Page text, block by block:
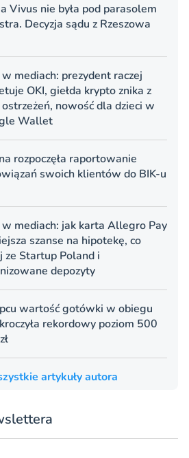
Vivus nie była pod parasolem
Decyzja sądu z Rzeszowa
w mediach: prezydent raczej
OKI, giełda krypto znika z
nowość dla dzieci w
Wallet
rozpoczęła raportowanie
swoich klientów do BIK-u
w mediach: jak karta Allegro Pay
szanse na hipotekę, co
ze Startup Poland i
depozyty
wartość gotówki w obiegu
rekordowy poziom 500
artykuły autora